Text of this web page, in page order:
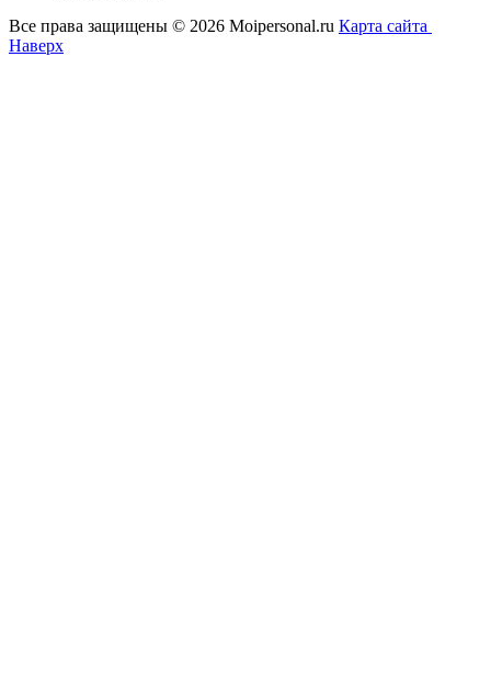
Все права защищены © 2026 Moipersonal.ru Карта сайта
Наверх